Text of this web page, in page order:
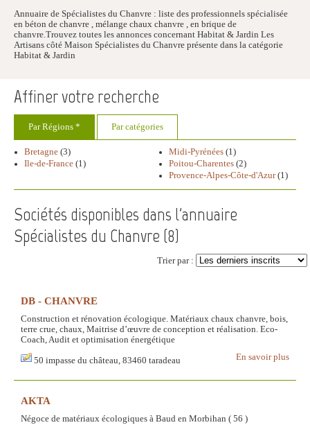
Annuaire de Spécialistes du Chanvre : liste des professionnels spécialisée
en béton de chanvre , mélange chaux chanvre , en brique de
chanvre.Trouvez toutes les annonces concernant Habitat & Jardin Les
Artisans côté Maison Spécialistes du Chanvre présente dans la catégorie
Habitat & Jardin
Affiner votre recherche
Par Régions * Par catégories
Bretagne (3)
Ile-de-France (1)
Midi-Pyrénées (1)
Poitou-Charentes (2)
Provence-Alpes-Côte-d'Azur(1)
Sociétés disponibles dans l'annuaire
Spécialistes du Chanvre (8)
Trier par :
DB - CHANVRE
Construction et rénovation écologique. Matériaux chaux chanvre, bois,
terre crue, chaux, Maitrise d’œuvre de conception et réalisation. Eco-
Coach, Audit et optimisation énergétique
En savoir plus
50 impasse du château, 83460 taradeau
AKTA
Négoce de matériaux écologiques à Baud en Morbihan ( 56 )